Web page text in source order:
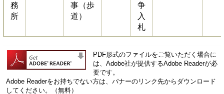
務
所
事（歩
道）
争
入
札
PDF形式のファイルをご覧いただく場合に
は、Adobe社が提供するAdobe Readerが必
要です。
Adobe Readerをお持ちでない方は、バナーのリンク先からダウンロード
してください。（無料）